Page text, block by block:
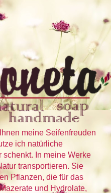
meine Seifenfreuden
ich natürliche
schenkt. In meine Werke
transportieren. Sie
Pflanzen, die für das
und Hydrolate,